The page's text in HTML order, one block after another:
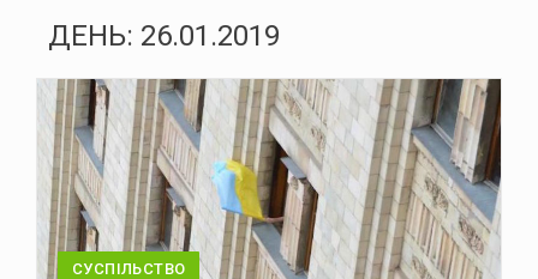
Через аварію на бульварі Героїв Крут у Чернівцях до вечора не буде води в низці будинків
Зеленський доручив підготувати спеціальну санкційну операцію проти рф
У липні буковинська «швидка» понад тисячу разів виїжджала на виклики у громадських місцях через спеку
Президент офіційно встановив День військ зв'язку та кібербезпеки ЗСУ
ДЕНЬ: 26.01.2019
СУСПІЛЬСТВО